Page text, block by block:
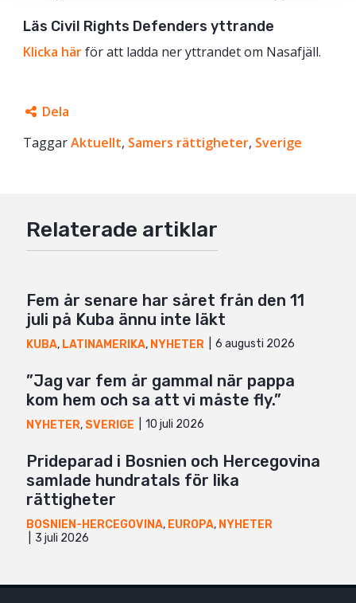
Läs Civil Rights Defenders yttrande
Klicka härför att ladda ner yttrandet om Nasafjäll.
Dela
Facebook
Mail
TaggarAktuellt, Samers rättigheter, Sverige
Relaterade artiklar
Fem år senare har såret från den 11
juli på Kuba ännu inte läkt
KUBA, LATINAMERIKA, NYHETER 6 augusti 2026
”Jag var fem år gammal när pappa
kom hem och sa att vi måste fly.”
NYHETER, SVERIGE 10 juli 2026
Prideparad i Bosnien och Hercegovina
samlade hundratals för lika
rättigheter
BOSNIEN-HERCEGOVINA, EUROPA, NYHETER
3 juli 2026